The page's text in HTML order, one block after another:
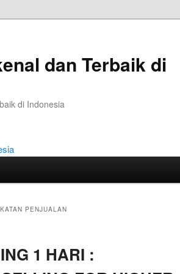
dan Terbaik di
di Indonesia
PENJUALAN
1 HARI :